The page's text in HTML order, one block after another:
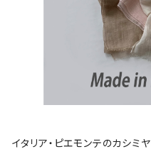
イタリア・ピエモンテのカシミ